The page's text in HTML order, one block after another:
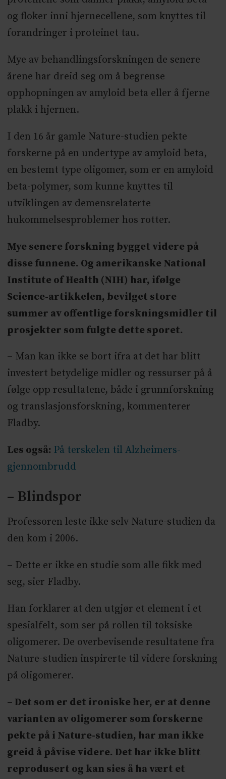
og floker inni hjernecellene, som knyttes til
forandringer i proteinet tau.
Mye av behandlingsforskningen de senere
årene har dreid seg om å begrense
opphopningen av amyloid beta eller å fjerne
plakk i hjernen.
I den 16 år gamle Nature-studien pekte
forskerne på en undertype av amyloid beta,
en bestemt type oligomer, som er en amyloid
beta-polymer, som kunne knyttes til
utviklingen av demensrelaterte
hukommelsesproblemer hos rotter.
Mye senere forskning bygget videre på
disse funnene. Og amerikanske National
Institute of Health (NIH) har, ifølge
Science-artikkelen, bevilget store
summer av offentlige forskningsmidler til
prosjekter som fulgte dette sporet.
– Man kan ikke se bort ifra at det har blitt
investert betydelige midler og ressurser på å
følge opp resultatene, både i grunnforskning
og translasjonsforskning, kommenterer
Fladby.
Les også: På terskelen til Alzheimers-
gjennombrudd
– Blindspor
Professoren leste ikke selv Nature-studien da
den kom i 2006.
– Dette er ikke en studie som alle fikk med
seg, sier Fladby.
Han forklarer at den utgjør et element i et
spesialfelt, som ser på rollen til toksiske
oligomerer. De overbevisende resultatene fra
Nature-studien inspirerte til videre forskning
på oligomerer.
– Det som er det ironiske her, er at denne
varianten av oligomerer som forskerne
pekte på i Nature-studien, har man ikke
greid å påvise videre. Det har ikke blitt
reprodusert og kan sies å ha vært et